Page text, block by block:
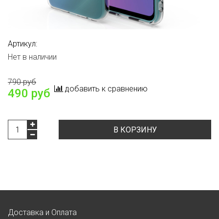
Артикул:
Нет в наличии
790 руб
490 руб добавить к сравнению
В КОРЗИНУ
Доставка и Оплата